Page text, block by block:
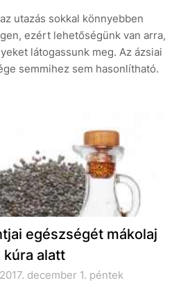
utazás sokkal könnyebben
ezért lehetőségünk van arra,
látogassunk meg. Az ázsiai
semmihez sem hasonlítható.
egészségét mákolaj
kúra alatt
december 1. péntek